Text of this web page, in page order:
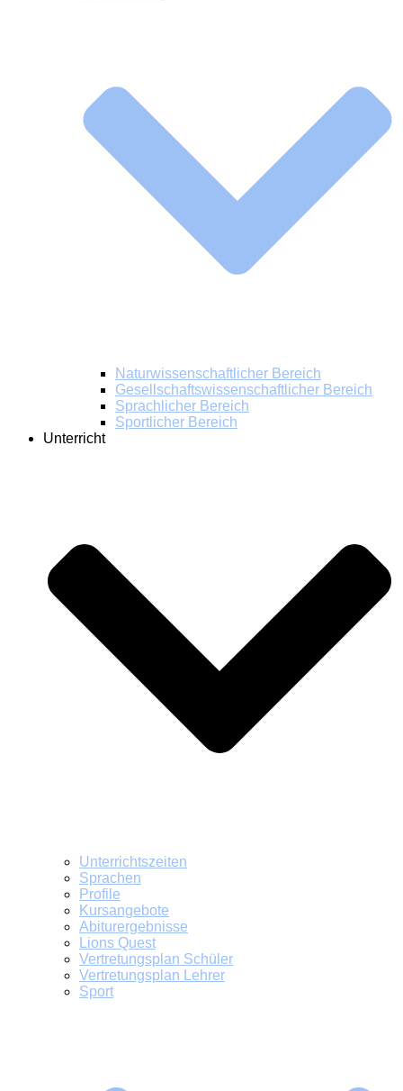
Naturwissenschaftlicher Bereich
Gesellschaftswissenschaftlicher Bereich
Sprachlicher Bereich
Sportlicher Bereich
Unterricht
Unterrichtszeiten
Sprachen
Profile
Kursangebote
Abiturergebnisse
Lions Quest
Vertretungsplan Schüler
Vertretungsplan Lehrer
Sport